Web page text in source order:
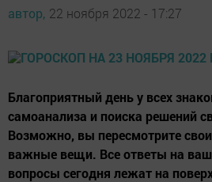
автор, 22 ноября 2022 - 17:27
Благоприятный день у всех
самоанализа и поиска решений
Возможно, вы пересмотрите
важные вещи. Все ответы на
вопросы сегодня лежат на